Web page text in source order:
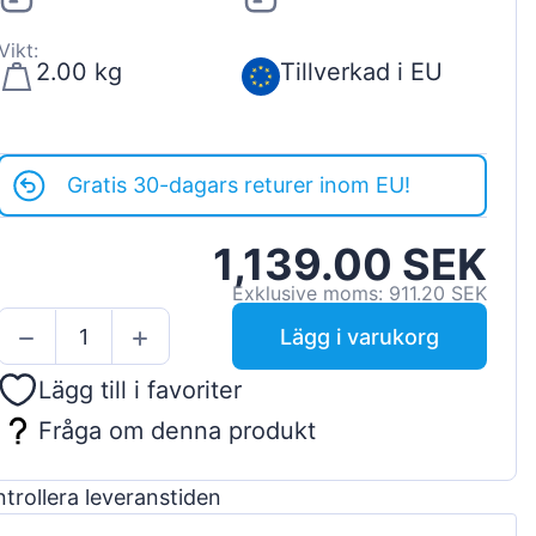
2.00 kg Tillverkad i EU
Gratis 30-dagars returer inom EU!
1,139.00 SEK
Exklusive moms: 911.20 SEK
Lägg i varukorg
Lägg till i favoriter
Fråga om denna produkt
leveranstiden